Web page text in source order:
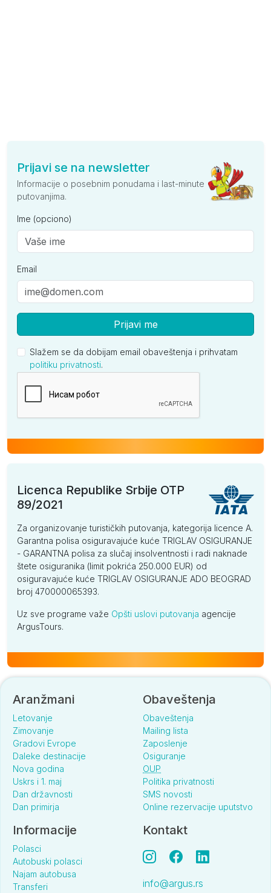
Prijavi se na newsletter
Informacije o posebnim ponudama i last-minute
putovanjima.
Ime (opciono)
Email
Prijavi me
Slažem se da dobijam email obaveštenja i prihvatam
politiku privatnosti.
Licenca Republike Srbije OTP
89/2021
Za organizovanje turističkih putovanja, kategorija licence A.
Garantna polisa osiguravajuće kuće TRIGLAV OSIGURANJE
- GARANTNA polisa za slučaj insolventnosti i radi naknade
štete osiguranika (limit pokrića 250.000 EUR) od
osiguravajuće kuće TRIGLAV OSIGURANJE ADO BEOGRAD
broj 470000065393.
Uz sve programe važe Opšti uslovi putovanja agencije
ArgusTours.
Aranžmani
Letovanje
Zimovanje
Gradovi Evrope
Daleke destinacije
Nova godina
Uskrs i 1. maj
Dan državnosti
Dan primirja
Obaveštenja
Obaveštenja
Mailing lista
Zaposlenje
Osiguranje
OUP
Politika privatnosti
SMS novosti
Online rezervacije uputstvo
Informacije
Polasci
Autobuski polasci
Najam autobusa
Transferi
Kontakt
info@argus.rs